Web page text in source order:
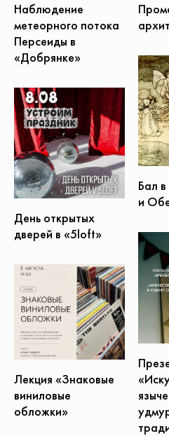
Наблюдение
метеорного потока
Персеиды в
«Добрянке»
Бал в
и
День открытых
дверей в «5loft»
Лекция «Знаковые
виниловые
обложки»